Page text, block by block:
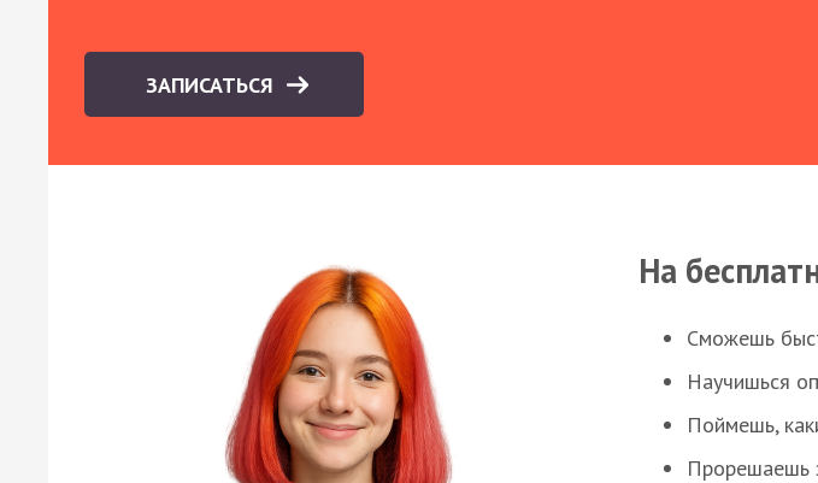
ЗАПИСАТЬСЯ
На
Сможешь
Научишься
Поймешь,
Прорешаешь